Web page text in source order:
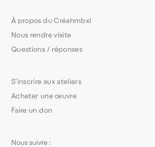
S’inscrire aux ateliers
Acheter une œuvre
Faire un don
À propos du Créahmbxl
Nous rendre visite
Questions / réponses
Nous suivre :